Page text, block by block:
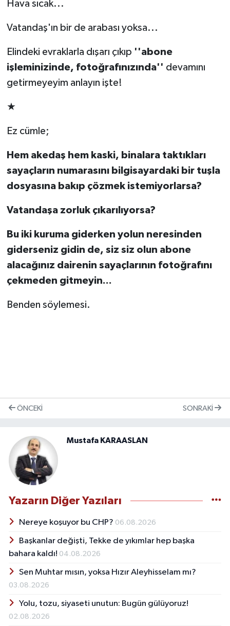
Hava sıcak...
Vatandaş'ın bir de arabası yoksa...
Elindeki evraklarla dışarı çıkıp ''abone
işleminizinde, fotoğrafınızında'' devamını
getirmeyeyim anlayın işte!
★
Ez cümle;
Hem akedaş hem kaski, binalara taktıkları
sayaçların numarasını bilgisayardaki bir tuşla
dosyasına bakıp çözmek istemiyorlarsa?
Vatandaşa zorluk çıkarılıyorsa?
Bu iki kuruma giderken yolun neresinden
giderseniz gidin de, siz siz olun abone
alacağınız dairenin sayaçlarının fotoğrafını
çekmeden gitmeyin...
Benden söylemesi.
ÖNCEKI SONRAKI
Mustafa KARAASLAN
Yazarın Diğer Yazıları
Nereye koşuyor bu CHP? 06.08.2026
Başkanlar değişti, Tekke de yıkımlar hep başka
bahara kaldı! 04.08.2026
Sen Muhtar mısın, yoksa Hızır Aleyhisselam mı?
03.08.2026
Yolu, tozu, siyaseti unutun: Bugün gülüyoruz!
02.08.2026